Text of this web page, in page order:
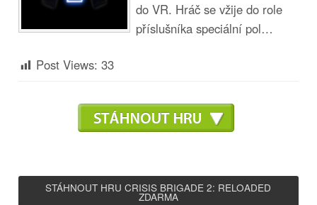
do VR. Hráč se vžije do role
příslušníka speciální pol…
Post Views: 33
STÁHNOUT HRU CRISIS BRIGADE 2: RELOADED
ZDARMA